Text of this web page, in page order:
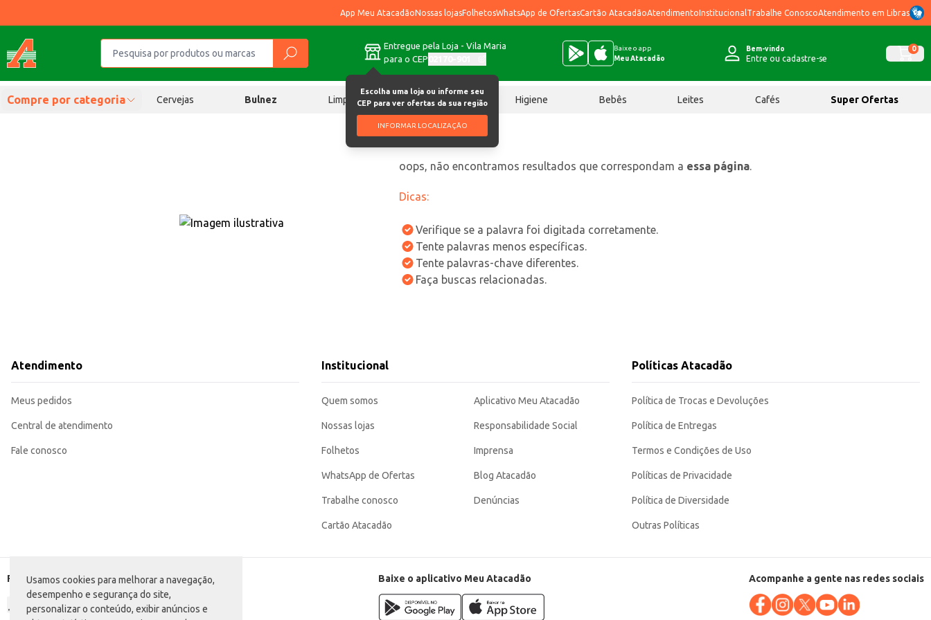
Usamos cookies para melhorar a navegação,
desempenho e segurança do site,
personalizar o conteúdo, exibir anúncios e
App Meu AtacadãoNossas lojasFolhetosWhatsApp de OfertasCartão AtacadãoAtendimentoInstitucional Trabalhe ConoscoAtendimento em Libras
Entregue pela Loja - Vila Maria
para o CEP
Escolha uma loja ou informe seu
CEP para ver ofertas da sua região
INFORMAR LOCALIZAÇÃO
Baixe o app
Meu Atacadão
Bem-vindo
Entre ou cadastre-se
0
Compre por categoria Cervejas Bulnez Limpeza Chocolates Higiene Bebês Leites Cafés Super Ofertas
oops, não encontramos resultados que correspondam a essa página.
Dicas:
Verifique se a palavra foi digitada corretamente.
Tente palavras menos específicas.
Tente palavras-chave diferentes.
Faça buscas relacionadas.
Atendimento
Meus pedidos
Central de atendimento
Fale conosco
Institucional
Quem somos
Nossas lojas
Folhetos
WhatsApp de Ofertas
Trabalhe conosco
Cartão Atacadão
Aplicativo Meu Atacadão
Responsabilidade Social
Imprensa
Blog Atacadão
Denúncias
Políticas Atacadão
Política de Trocas e Devoluções
Política de Entregas
Termos e Condições de Uso
Políticas de Privacidade
Política de Diversidade
Outras Políticas
Formas de pagamento Baixe o aplicativo Meu Atacadão Acompanhe a gente nas redes sociais